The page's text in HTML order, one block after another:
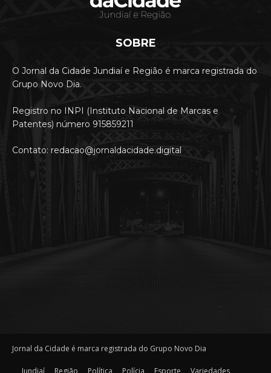
SOBRE
O Jornal da Cidade Jundiaí e Região é marca registrada do
Grupo Novo Dia.
Registro no INPI (Instituto Nacional de Marcas e
Patentes) número 915859211
Contato: redacao@jornaldacidade.digital
Jornal da Cidade é marca registrada do Grupo Novo Dia
Jundiaí Região Política Polícia Esporte Variedades